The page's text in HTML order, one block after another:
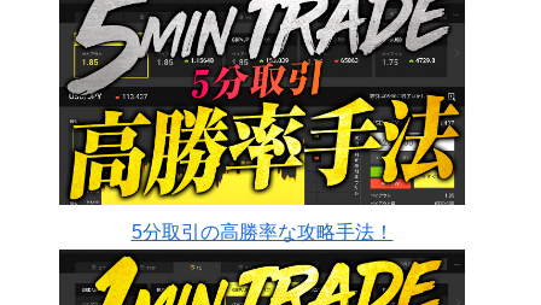
5分取引の高勝率な攻略手法！